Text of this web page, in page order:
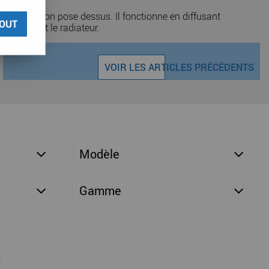
que l'on pose dessus. Il fonctionne en diffusant
ou devant le radiateur.
VOIR LES ARTICLES PRÉCÉDENTS
Modèle
Gamme